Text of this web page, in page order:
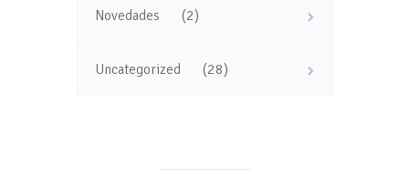
Novedades (2)
Uncategorized (28)